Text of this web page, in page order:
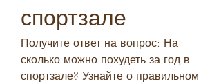
спортзале
Получите ответ на вопрос: На
сколько можно похудеть за год в
спортзале? Узнайте о правильном